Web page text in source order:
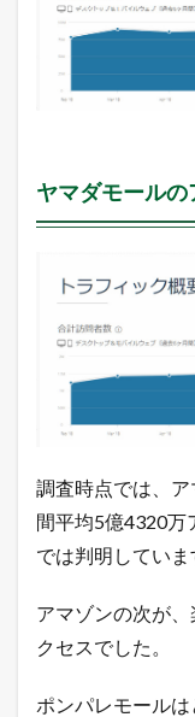
ヤマダモール
調査時点では、
間平均5億4320万
では判明していま
アマゾンの次が
クセスでした。
ポンパレモール